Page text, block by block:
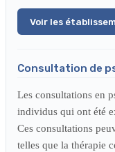
Voir les
Consultation de
Les consultations en
individus qui ont été
Ces consultations
telles que la thérapie